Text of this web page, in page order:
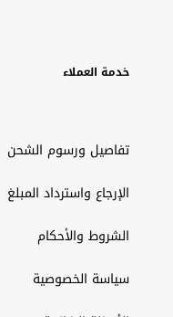
خدمة العملاء
تفاصيل ورسوم الشحن
الإرجاع واسترداد المبلغ
الشروط والأحكام
سياسة الخصوصية